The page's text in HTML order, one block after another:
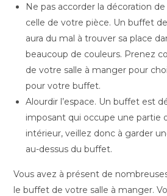
Ne pas accorder la décoration
celle de votre pièce. Un buffet
aura du mal à trouver sa place
beaucoup de couleurs. Prenez
de votre salle à manger pour
pour votre buffet.
Alourdir l’espace. Un buffet est
imposant qui occupe une partie
intérieur, veillez donc à garder
au-dessus du buffet.
Vous avez à présent de
le buffet de votre salle à manger.